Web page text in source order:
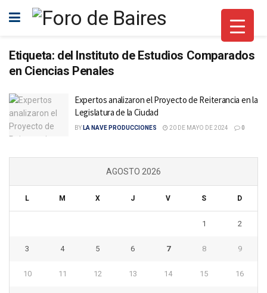
Etiqueta: del Instituto de Estudios Comparados
en Ciencias Penales
Expertos analizaron el Proyecto de Reiterancia en la
Legislatura de la Ciudad
BY LA NAVE PRODUCCIONES 20 DE MAYO DE 2024 0
AGOSTO 2026
L M X J V S D
1 2
3 4 5 6 7 8 9
10 11 12 13 14 15 16